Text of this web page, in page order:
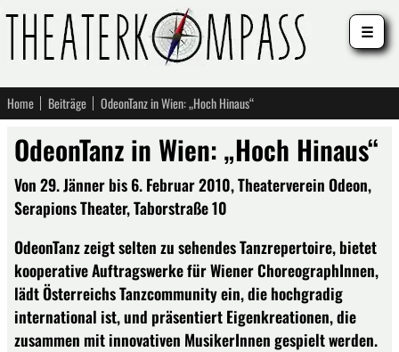
Home Beiträge OdeonTanz in Wien: „Hoch Hinaus“
OdeonTanz in Wien: „Hoch Hinaus“
Von 29. Jänner bis 6. Februar 2010, Theaterverein Odeon,
Serapions Theater, Taborstraße 10
OdeonTanz zeigt selten zu sehendes Tanzrepertoire, bietet
kooperative Auftragswerke für Wiener ChoreographInnen,
lädt Österreichs Tanzcommunity ein, die hochgradig
international ist, und präsentiert Eigenkreationen, die
zusammen mit innovativen MusikerInnen gespielt werden.
☰